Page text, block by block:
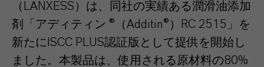
（LANXESS）は、同社の実績ある潤滑油添加
剤「アディティン ®（Additin®）RC 2515」を
新たにISCC PLUS認証版として提供を開始し
ました。本製品は、使用される原材料の80%